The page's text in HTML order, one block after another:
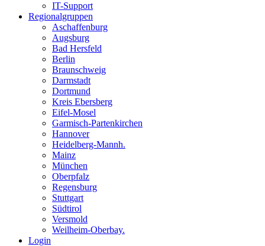
IT-Support
Regionalgruppen
Aschaffenburg
Augsburg
Bad Hersfeld
Berlin
Braunschweig
Darmstadt
Dortmund
Kreis Ebersberg
Eifel-Mosel
Garmisch-Partenkirchen
Hannover
Heidelberg-Mannh.
Mainz
München
Oberpfalz
Regensburg
Stuttgart
Südtirol
Versmold
Weilheim-Oberbay.
Login